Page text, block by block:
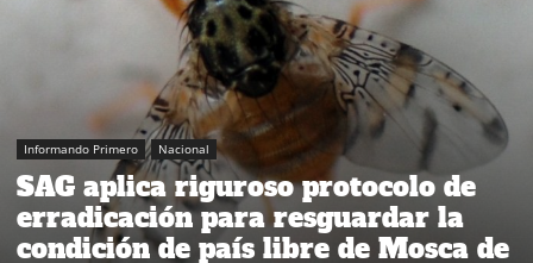
Informando Primero Nacional
SAG aplica riguroso protocolo de
erradicación para resguardar la
condición de país libre de Mosca de